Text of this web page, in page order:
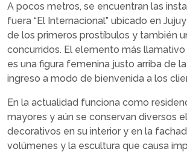
A pocos metros, se encuentran las
fuera “El Internacional” ubicado en
de los primeros prostíbulos y también
concurridos. El elemento más
es una figura femenina justo arriba de
ingreso a modo de bienvenida a los
En la actualidad funciona como
mayores y aún se conservan diversos
decorativos en su interior y en la
volúmenes y la escultura que causa